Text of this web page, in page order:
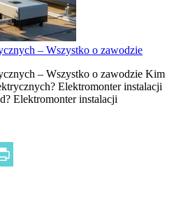
– Wszystko o zawodzie
– Wszystko o zawodzie Kim
Elektromonter instalacji
Elektromonter instalacji